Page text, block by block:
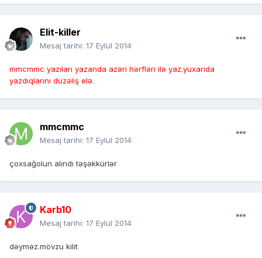
Elit-killer
Mesaj tarihi: 17 Eylül 2014
mmcmmc yazıları yazanda azəri hərfləri ilə yaz.yuxarıda
yazdıqlarını düzəliş elə.
mmcmmc
Mesaj tarihi: 17 Eylül 2014
çoxsağolun alındı təşəkkürlər
Karb10
Mesaj tarihi: 17 Eylül 2014
dəyməz.mövzu kilit